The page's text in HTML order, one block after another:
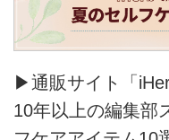
▶通販サイト「
10年以上の編集部